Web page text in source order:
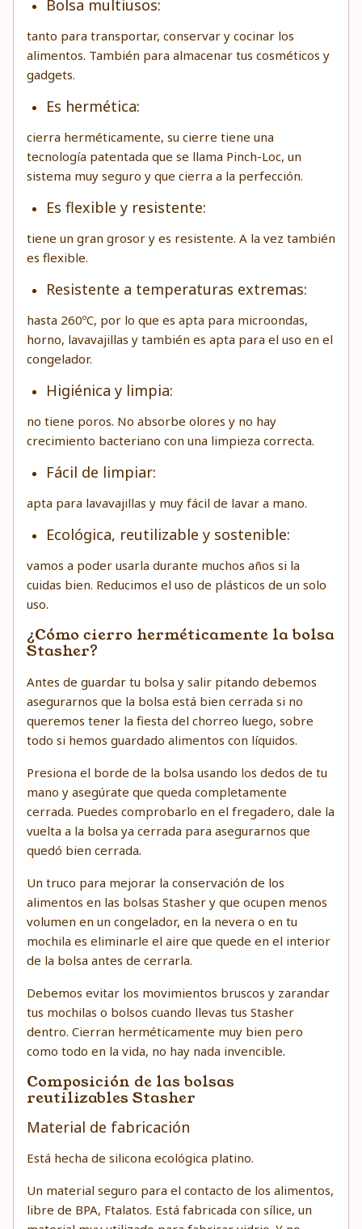
Bolsa multiusos:
tanto para transportar, conservar y cocinar los
alimentos. También para almacenar tus cosméticos y
gadgets.
Es hermética:
cierra herméticamente, su cierre tiene una
tecnología patentada que se llama Pinch-Loc, un
sistema muy seguro y que cierra a la perfección.
Es flexible y resistente:
tiene un gran grosor y es resistente. A la vez también
es flexible.
Resistente a temperaturas extremas:
hasta 260ºC, por lo que es apta para microondas,
horno, lavavajillas y también es apta para el uso en el
congelador.
Higiénica y limpia:
no tiene poros. No absorbe olores y no hay
crecimiento bacteriano con una limpieza correcta.
Fácil de limpiar:
apta para lavavajillas y muy fácil de lavar a mano.
Ecológica, reutilizable y sostenible:
vamos a poder usarla durante muchos años si la
cuidas bien. Reducimos el uso de plásticos de un solo
uso.
¿Cómo cierro herméticamente la bolsa
Stasher?
Antes de guardar tu bolsa y salir pitando debemos
asegurarnos que la bolsa está bien cerrada si no
queremos tener la fiesta del chorreo luego, sobre
todo si hemos guardado alimentos con líquidos.
Presiona el borde de la bolsa usando los dedos de tu
mano y asegúrate que queda completamente
cerrada. Puedes comprobarlo en el fregadero, dale la
vuelta a la bolsa ya cerrada para asegurarnos que
quedó bien cerrada.
Un truco para mejorar la conservación de los
alimentos en las bolsas Stasher y que ocupen menos
volumen en un congelador, en la nevera o en tu
mochila es eliminarle el aire que quede en el interior
de la bolsa antes de cerrarla.
Debemos evitar los movimientos bruscos y zarandar
tus mochilas o bolsos cuando llevas tus Stasher
dentro. Cierran herméticamente muy bien pero
como todo en la vida, no hay nada invencible.
Composición de las bolsas
reutilizables Stasher
Material de fabricación
Está hecha de silicona ecológica platino.
Un material seguro para el contacto de los alimentos,
libre de BPA, Ftalatos. Está fabricada con sílice, un